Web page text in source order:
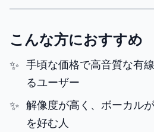
こんな方におすすめ
手頃な価格で高音質な有
るユーザー
解像度が高く、ボーカル
を好む人